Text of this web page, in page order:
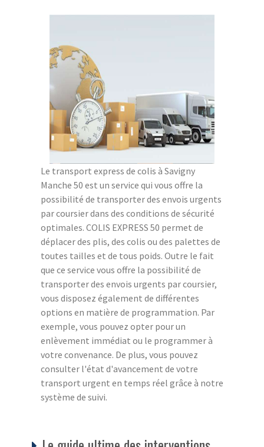
Le transport express de colis à Savigny
Manche 50 est un service qui vous offre la
possibilité de transporter des envois urgents
par coursier dans des conditions de sécurité
optimales. COLIS EXPRESS 50 permet de
déplacer des plis, des colis ou des palettes de
toutes tailles et de tous poids. Outre le fait
que ce service vous offre la possibilité de
transporter des envois urgents par coursier,
vous disposez également de différentes
options en matière de programmation. Par
exemple, vous pouvez opter pour un
enlèvement immédiat ou le programmer à
votre convenance. De plus, vous pouvez
consulter l'état d'avancement de votre
transport urgent en temps réel grâce à notre
système de suivi.